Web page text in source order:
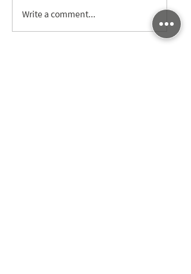
晶圓代工財報確認矽光
驗
Write a comment...